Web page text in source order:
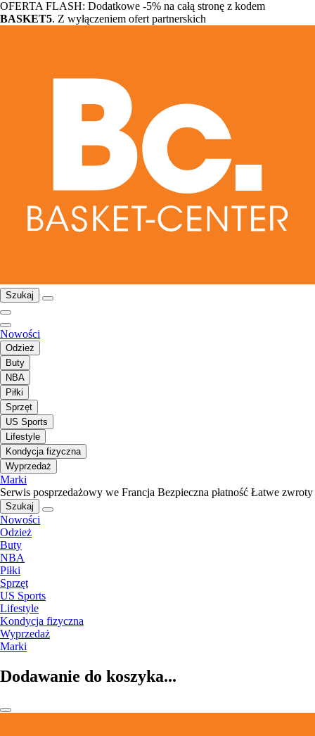
OFERTA FLASH: Dodatkowe -5% na całą stronę z kodem
BASKET5. Z wyłączeniem ofert partnerskich
Szukaj
Nowości
Odzież
Buty
NBA
Piłki
Sprzęt
US Sports
Lifestyle
Kondycja fizyczna
Wyprzedaż
Marki
Serwis posprzedażowy we Francja Bezpieczna płatność Łatwe zwroty
Szukaj
Nowości
Odzież
Buty
NBA
Piłki
Sprzęt
US Sports
Lifestyle
Kondycja fizyczna
Wyprzedaż
Marki
Dodawanie do koszyka...